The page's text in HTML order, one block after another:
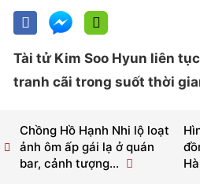
Tài tử Kim Soo Hyun liên
tranh cãi trong suốt thời
Chồng Hồ Hạnh Nhi lộ loạt
ảnh ôm ấp gái lạ ở quán
bar, cảnh tượng...